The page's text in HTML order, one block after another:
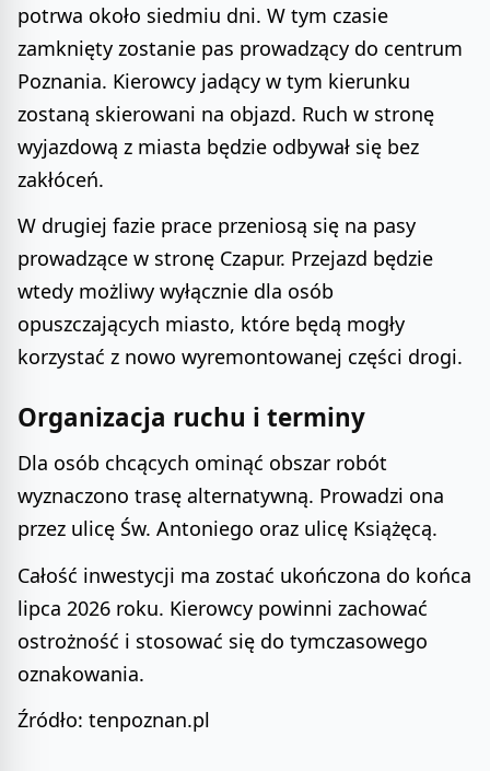
potrwa około siedmiu dni. W tym czasie
zamknięty zostanie pas prowadzący do centrum
Poznania. Kierowcy jadący w tym kierunku
zostaną skierowani na objazd. Ruch w stronę
wyjazdową z miasta będzie odbywał się bez
zakłóceń.
W drugiej fazie prace przeniosą się na pasy
prowadzące w stronę Czapur. Przejazd będzie
wtedy możliwy wyłącznie dla osób
opuszczających miasto, które będą mogły
korzystać z nowo wyremontowanej części drogi.
Organizacja ruchu i terminy
Dla osób chcących ominąć obszar robót
wyznaczono trasę alternatywną. Prowadzi ona
przez ulicę Św. Antoniego oraz ulicę Książęcą.
Całość inwestycji ma zostać ukończona do końca
lipca 2026 roku. Kierowcy powinni zachować
ostrożność i stosować się do tymczasowego
oznakowania.
Źródło: tenpoznan.pl